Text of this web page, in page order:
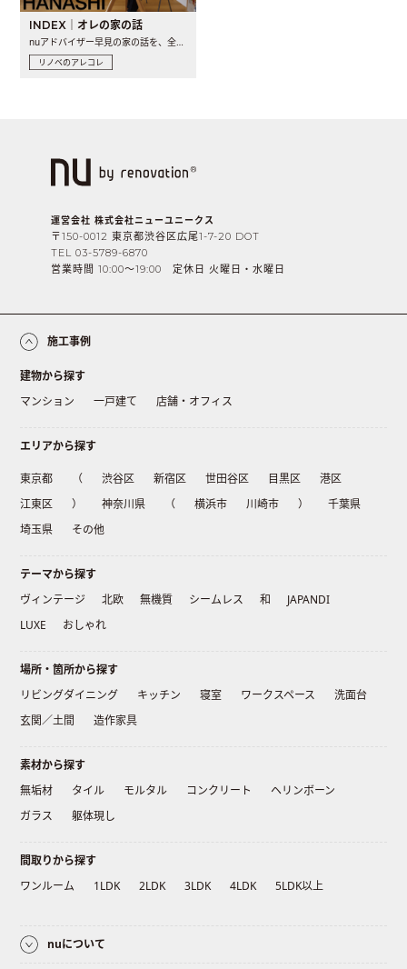
INDEX｜オレの家の話
nuアドバイザー早見の家の話を、全4話でお届け。リノベーションを..
リノベのアレコレ
運営会社 株式会社ニューユニークス
〒150-0012 東京都渋谷区広尾1-7-20 DOT
TEL 03-5789-6870
営業時間 10:00〜19:00 定休日 火曜日・水曜日
施工事例
建物から探す
マンション
一戸建て 店舗・オフィス
エリアから探す
東京都 （ 渋谷区 新宿区 世田谷区 目黒区
港区
江東区
） 神奈川県 （ 横浜市 川崎市 ）
千葉県
埼玉県
その他
テーマから探す
ヴィンテージ
北欧 無機質 シームレス 和
JAPANDI
LUXE
おしゃれ
場所・箇所から探す
リビングダイニング
キッチン 寝室 ワークスペース
洗面台
玄関／土間
造作家具
素材から探す
無垢材
タイル モルタル コンクリート
ヘリンボーン
ガラス
躯体現し
間取りから探す
ワンルーム
1LDK 2LDK 3LDK 4LDK 5LDK以上
nuについて